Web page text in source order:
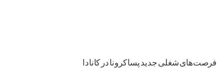
فرصت‌های شغلی جدید پسا کرونا در کانادا